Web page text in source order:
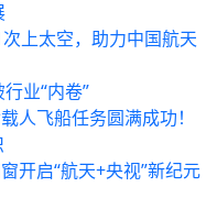
上太空，助力中国航天
业“内卷”
人飞船任务圆满成功！
开启“航天+央视”新纪元